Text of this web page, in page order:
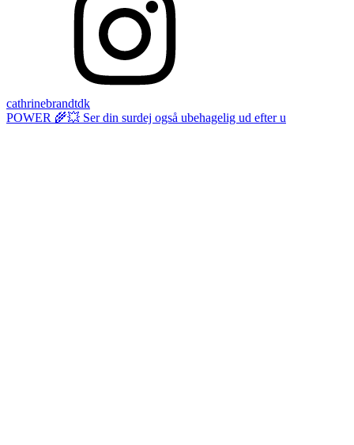
cathrinebrandtdk
POWER 🌾💥 Ser din surdej også ubehagelig ud efter u